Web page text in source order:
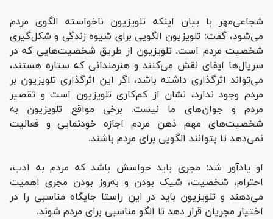
شجاعی‌مهر با بیان اینکه تلویزیون ناخواسته الگوی مردم
می‌شود، گفت: تلویزیون الگویی برای شیوه زندگی و شکل‌گیری
شخصیت مردم است. تلویزیون از طریق شخصیت‌هایی که در
سریال‌ها ایفای نقش می‌کنند و هنرمندانی که ستاره هستند،
می‌تواند اثرگذاری داشته باشد، اگر این اثرگذاری تلویزیون بر
مردم وجود ندارد، نشان از کم‌کاری تلویزیون است و تقصیر
مردم و جوان‌های ما نیست. برخی مواقع تلویزیون به
شخصیت‌های مهم ذهن مردم اجازه خودنمایی و فعالیت
نمی‌دهد تا بتوانند الگویی برای مردم باشند.
او یادآور شد: مجری باید حواسش باشد که مردم به ادب،
احترام، شخصیت، شیک بودن و به‌روز بودن مجری اهمیت
می‌دهند و تلویزیون باید در این راستا جایگاه مناسبی را در
اختیار مجریان قرار دهد تا الگو مناسبی برای مردم شوند.